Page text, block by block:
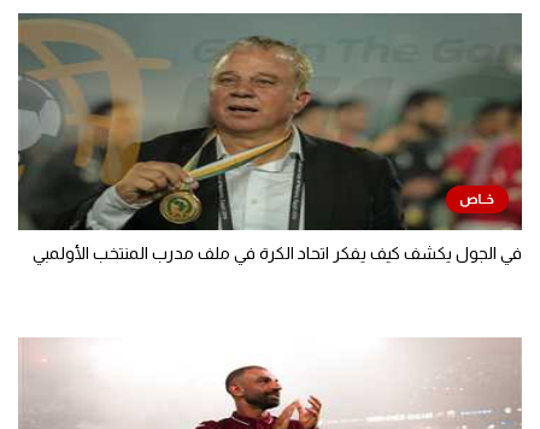
في الجول يكشف كيف يفكر اتحاد الكرة في ملف مدرب المنتخب الأولمبي